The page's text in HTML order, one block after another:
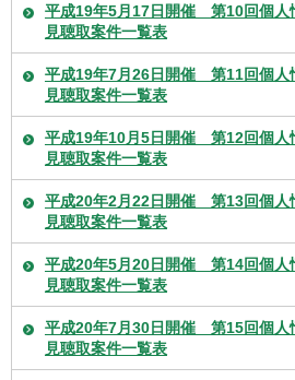
平成19年5月17日開催 第10回個
見聴取案件一覧表
平成19年7月26日開催 第11回個
見聴取案件一覧表
平成19年10月5日開催 第12回個
見聴取案件一覧表
平成20年2月22日開催 第13回個
見聴取案件一覧表
平成20年5月20日開催 第14回個
見聴取案件一覧表
平成20年7月30日開催 第15回個
見聴取案件一覧表